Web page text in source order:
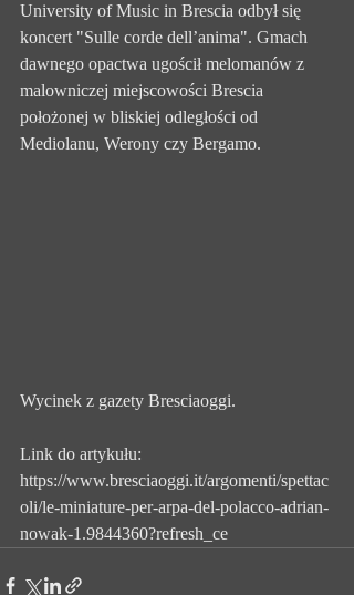
University of Music in Brescia odbył się
koncert "Sulle corde dell’anima". Gmach
dawnego opactwa ugościł melomanów z
malowniczej miejscowości Brescia
położonej w bliskiej odległości od
Mediolanu, Werony czy Bergamo.
Wycinek z gazety Bresciaoggi.
Link do artykułu:
https://www.bresciaoggi.it/argomenti/spettac
oli/le-miniature-per-arpa-del-polacco-adrian-
nowak-1.9844360?refresh_ce